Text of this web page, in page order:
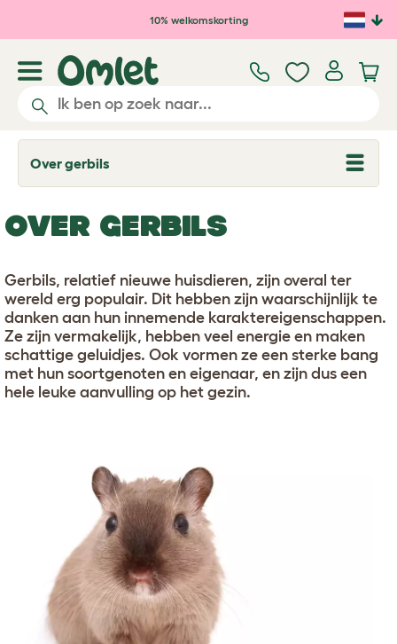
Ga naar de hoofdinhoud
10% welkomskorting
Over gerbils
T
o
l
e
o
p
d
o
w
n
OVER GERBILS
Gerbils, relatief nieuwe huisdieren, zijn overal ter
wereld erg populair. Dit hebben zijn waarschijnlijk te
danken aan hun innemende karaktereigenschappen.
Ze zijn vermakelijk, hebben veel energie en maken
schattige geluidjes. Ook vormen ze een sterke bang
met hun soortgenoten en eigenaar, en zijn dus een
hele leuke aanvulling op het gezin.